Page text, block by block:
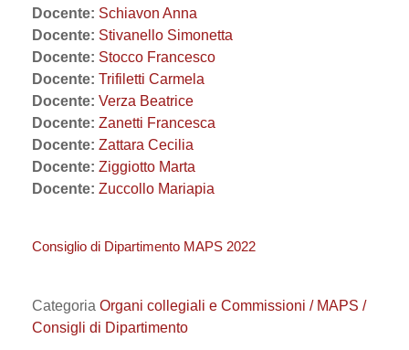
Docente: Schiavon Anna
Docente: Stivanello Simonetta
Docente: Stocco Francesco
Docente: Trifiletti Carmela
Docente: Verza Beatrice
Docente: Zanetti Francesca
Docente: Zattara Cecilia
Docente: Ziggiotto Marta
Docente: Zuccollo Mariapia
Consiglio di Dipartimento MAPS 2022
Categoria Organi collegiali e Commissioni / MAPS /
Consigli di Dipartimento